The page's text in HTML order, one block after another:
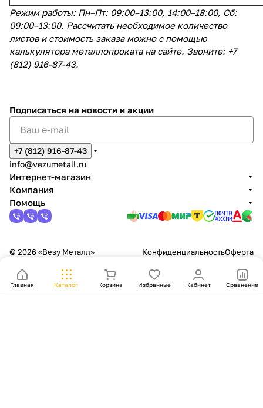
Режим работы: Пн–Пт: 09:00–13:00, 14:00–18:00, Сб:
09:00–13:00. Рассчитать необходимое количество
листов и стоимость заказа можно с помощью
калькулятора металлопроката на сайте. Звоните: +7
(812) 916-87-43.
Главная Каталог Корзина Избранные Кабинет Сравнение
Подписаться на новости и акции
+7 (812) 916-87-43
info@vezumetall.ru
Интернет-магазин
Компания
Помощь
© 2026 «Везу Металл» КонфиденциальностьОферта